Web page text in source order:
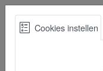
Skip
Best Practices voor
Cookies instellen